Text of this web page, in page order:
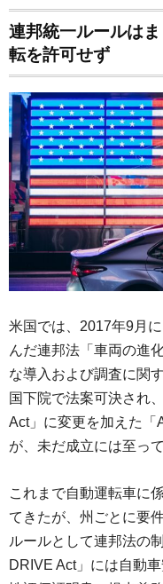
連邦統一ルールは
転を許可せず
米国では、2017年9月
んだ連邦法「車両の進
な導入および調査に関
国下院で法案可決され
Act」に変更を加えた「
が、未だ成立には至っ
これまで自動運転車に
てきたが、州ごとに要
ルールとして連邦法の
DRIVE Act」には自動